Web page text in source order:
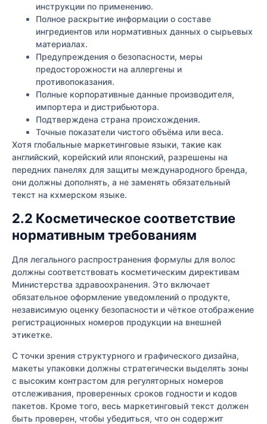
инструкции по применению.
Полное раскрытие информации о составе
ингредиентов или нормативных данных о сырьевых
материалах.
Предупреждения о безопасности, меры
предосторожности на аллергены и
противопоказания.
Полные корпоративные данные производителя,
импортера и дистрибьютора.
Подтверждена страна происхождения.
Точные показатели чистого объёма или веса.
Хотя глобальные маркетинговые языки, такие как
английский, корейский или японский, разрешены на
передних панелях для защиты международного бренда,
они должны дополнять, а не заменять обязательный
текст на кхмерском языке.
2.2 Косметическое соответствие
нормативным требованиям
Для легального распространения формулы для волос
должны соответствовать косметическим директивам
Министерства здравоохранения. Это включает
обязательное оформление уведомлений о продукте,
независимую оценку безопасности и чёткое отображение
регистрационных номеров продукции на внешней
этикетке.
С точки зрения структурного и графического дизайна,
макеты упаковки должны стратегически выделять зоны
с высоким контрастом для регуляторных номеров
отслеживания, проверенных сроков годности и кодов
пакетов. Кроме того, весь маркетинговый текст должен
быть проверен, чтобы убедиться, что он содержит